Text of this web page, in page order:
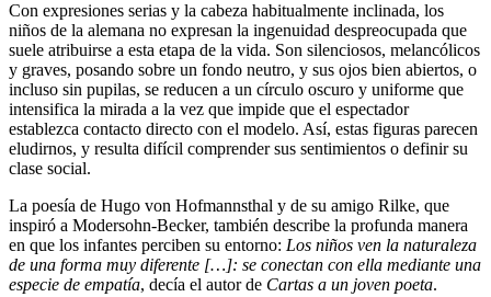
Con expresiones serias y la cabeza habitualmente inclinada, los
niños de la alemana no expresan la ingenuidad despreocupada que
suele atribuirse a esta etapa de la vida. Son silenciosos, melancólicos
y graves, posando sobre un fondo neutro, y sus ojos bien abiertos, o
incluso sin pupilas, se reducen a un círculo oscuro y uniforme que
intensifica la mirada a la vez que impide que el espectador
establezca contacto directo con el modelo. Así, estas figuras parecen
eludirnos, y resulta difícil comprender sus sentimientos o definir su
clase social.
La poesía de Hugo von Hofmannsthal y de su amigo Rilke, que
inspiró a Modersohn-Becker, también describe la profunda manera
en que los infantes perciben su entorno: Los niños ven la naturaleza
de una forma muy diferente […]: se conectan con ella mediante una
especie de empatía, decía el autor de Cartas a un joven poeta.